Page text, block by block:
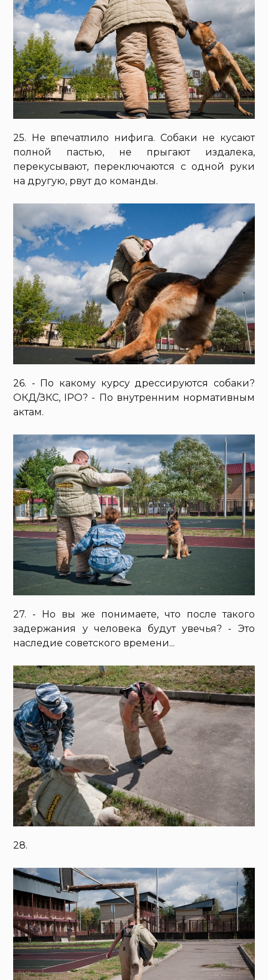
25. Не впечатлило нифига. Собаки не кусают
полной пастью, не прыгают издалека,
перекусывают, переключаются с одной руки
на другую, рвут до команды.
26. - По какому курсу дрессируются собаки?
ОКД/ЗКС, IPO? - По внутренним нормативным
актам.
27. - Но вы же понимаете, что после такого
задержания у человека будут увечья? - Это
наследие советского времени...
28.